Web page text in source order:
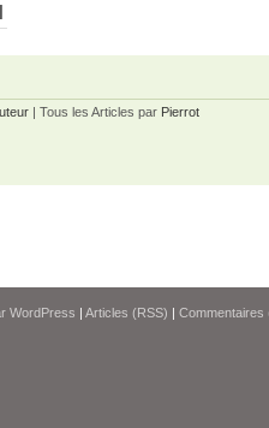
| Tous les Articles par Pierrot
WordPress | Articles (RSS) | Commentaires